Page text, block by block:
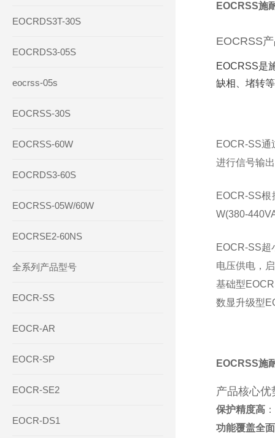
EOCRDS3T-30S
EOCRDS3-05S
eocrss-05s
EOCRSS-30S
EOCRSS-60W
EOCRDS3-60S
EOCRSS-05W/60W
EOCRSE2-60NS
全系列产品型号
EOCR-SS
EOCR-AR
EOCR-SP
EOCR-SE2
EOCR-DS1
EOCRSS施
EOCRSS
EOCRSS是
缺相、堵转
EOCR-SS通
进行信号输
EOCR-SS
W(380-
EOCR‑SS
电压供电，
基础型
数显升级型
EOCRSS施
产品核心优
保护精度高
功能覆盖全面